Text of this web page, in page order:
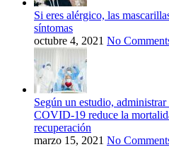
Si eres alérgico, las
síntomas
octubre 4, 2021 No
Según un estudio,
COVID-19 reduce la
recuperación
marzo 15, 2021 No